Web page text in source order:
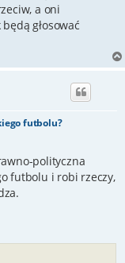
a oni
głosować
futbolu?
polityczna
futbolu i robi rzeczy,